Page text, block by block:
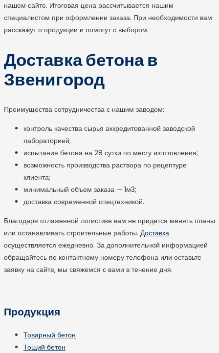
нашем сайте. Итоговая цена рассчитывается нашим
специалистом при оформлении заказа. При необходимости вам
расскажут о продукции и помогут с выбором.
Доставка бетона в
Звенигород
Преимущества сотрудничества с нашим заводом:
контроль качества сырья аккредитованной заводской
лабораторией;
испытания бетона на 28 сутки по месту изготовления;
возможность производства раствора по рецептуре
клиента;
минимальный объем заказа — 1м3;
доставка современной спецтехникой.
Благодаря отлаженной логистике вам не придется менять планы
или останавливать строительные работы. Доставка
осуществляется ежедневно. За дополнительной информацией
обращайтесь по контактному номеру телефона или оставьте
заявку на сайте, мы свяжемся с вами в течение дня.
Продукция
Товарный бетон
Тощий бетон